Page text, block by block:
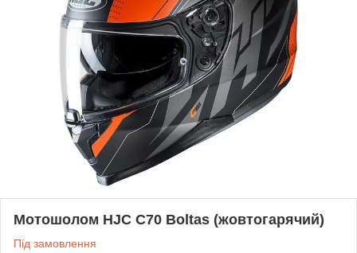
Мотошолом HJC C70 Boltas (жовтогарячий)
Під замовлення